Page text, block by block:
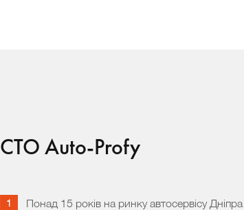
СТО Auto-Profy
Понад 15 років на ринку автосервісу Дніпра